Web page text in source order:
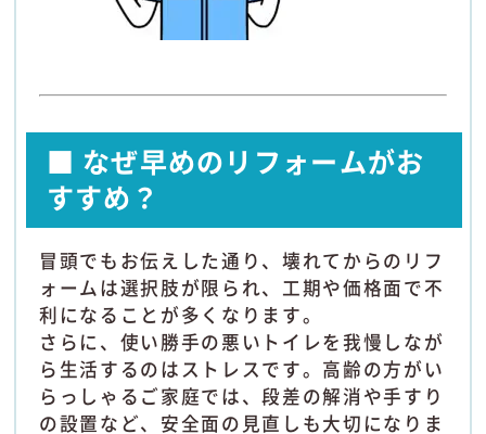
■ なぜ早めのリフォームがお
すすめ？
冒頭でもお伝えした通り、壊れてからのリフ
ォームは選択肢が限られ、工期や価格面で不
利になることが多くなります。
さらに、使い勝手の悪いトイレを我慢しなが
ら生活するのはストレスです。高齢の方がい
らっしゃるご家庭では、段差の解消や手すり
の設置など、安全面の見直しも大切になりま